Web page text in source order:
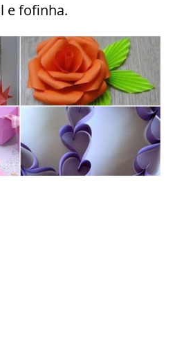
e fofinha.